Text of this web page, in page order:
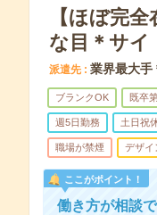
【ほぼ完
な目＊サイ
派遣先 業界最大手
ブランクOK 既卒
週5日勤務 土日祝
職場が禁煙 デザイ
ここがポイント！
働き方が相談